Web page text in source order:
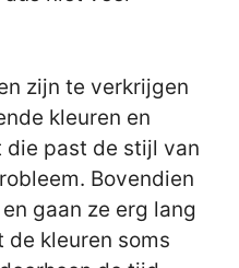
zijn te verkrijgen
kleuren en
die past de stijl van
Bovendien
gaan ze erg lang
de kleuren soms